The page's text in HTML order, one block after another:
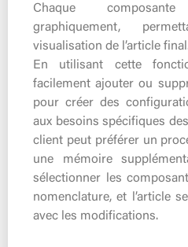
Chaque
graphiquement,
visualisation de l’article
En utilisant cette
facilement ajouter ou
pour créer des
aux besoins spécifiques
client peut préférer un
une mémoire
sélectionner les
nomenclature, et l’article
avec les modifications.